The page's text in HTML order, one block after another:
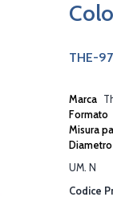
THE-
Marca
Formato
Misura
Diametro
UM. N
Codice